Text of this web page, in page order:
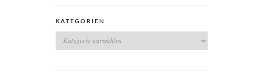
KATEGORIEN
Kategorien